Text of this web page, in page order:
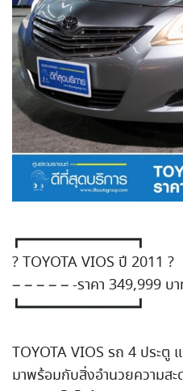
┏━━━━━━━━━━━━━┓
?TOYOTA VIOS ปี 2011 ?
– – – – – -ราคา 349,999 บ
┗━━━━━━━━━━━━━┛
TOYOTA VIOS รถ 4 ประตู
มาพร้อมกับสิ่งอํานวยความสะ